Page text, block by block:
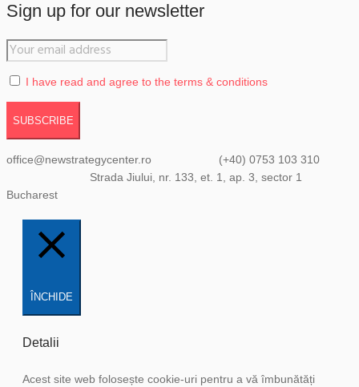
Sign up for our newsletter
I have read and agree to the terms & conditions
office@newstrategycenter.ro (+40) 0753 103 310
Strada Jiului, nr. 133, et. 1, ap. 3, sector 1
Bucharest
ÎNCHIDE
Detalii
Acest site web folosește cookie-uri pentru a vă îmbunătăți